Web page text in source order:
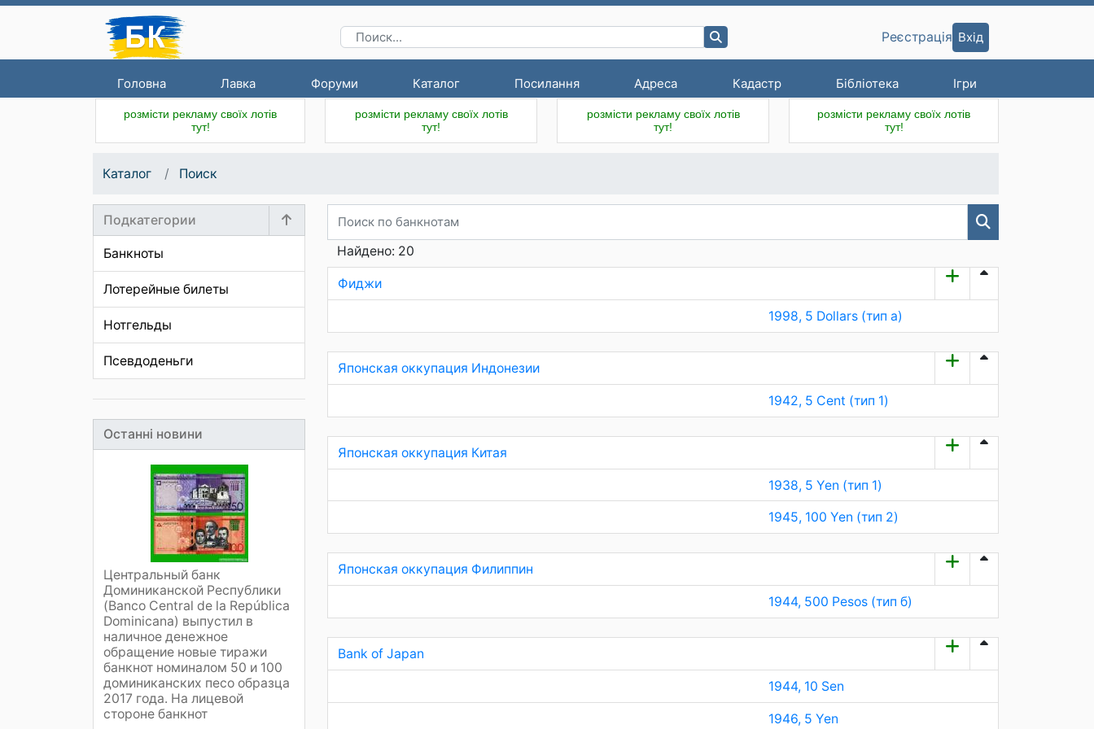
Головна Лавка Форуми Каталог Посилання Адреса Кадастр Бібліотека Ігри
Реєстрація Вхід
розмісти рекламу своїх лотів
тут!
розмісти рекламу своїх лотів
тут!
розмісти рекламу своїх лотів
тут!
розмісти рекламу своїх лотів
тут!
Каталог Поиск
Подкатегории
Банкноты
Лотерейные билеты
Нотгельды
Псевдоденьги
Останні новини
Центральный банк
Доминиканской Республики
(Banco Central de la República
Dominicana) выпустил в
наличное денежное
обращение новые тиражи
банкнот номиналом 50 и 100
доминиканских песо образца
2017 года. На лицевой
стороне банкнот
Найдено: 20
Фиджи
1998, 5 Dollars (тип a)
Японская оккупация Индонезии
1942, 5 Cent (тип 1)
Японская оккупация Китая
1938, 5 Yen (тип 1)
1945, 100 Yen (тип 2)
Японская оккупация Филиппин
1944, 500 Pesos (тип б)
Bank of Japan
1944, 10 Sen
1946, 5 Yen